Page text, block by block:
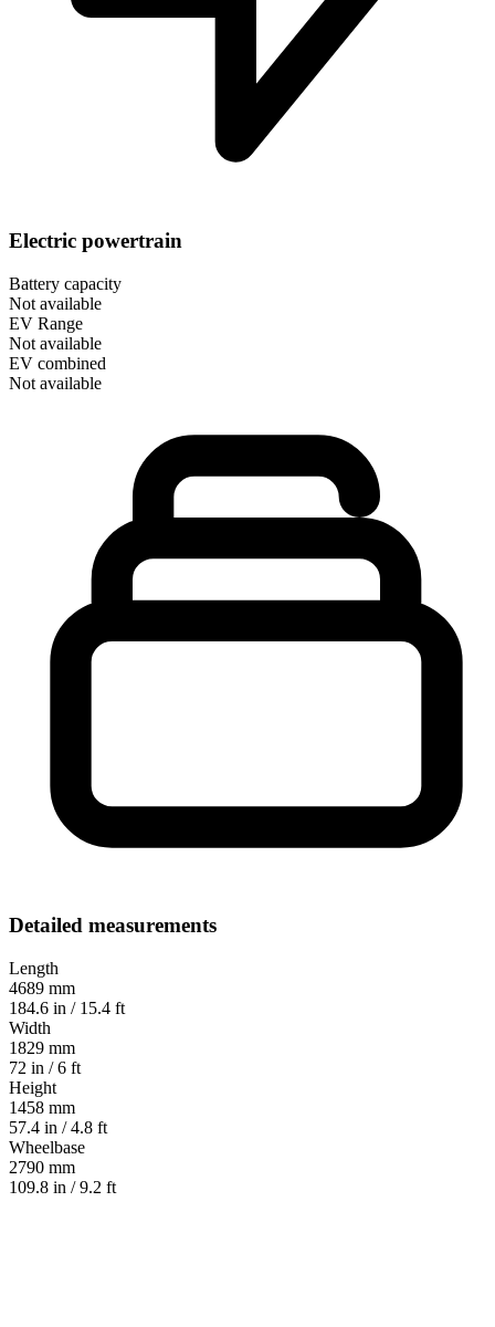
Electric powertrain
Battery capacity
Not available
EV Range
Not available
EV combined
Not available
Detailed measurements
Length
4689 mm
184.6 in / 15.4 ft
Width
1829 mm
72 in / 6 ft
Height
1458 mm
57.4 in / 4.8 ft
Wheelbase
2790 mm
109.8 in / 9.2 ft